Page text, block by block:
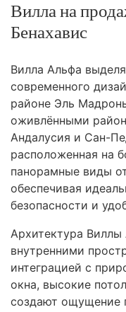
Вилла на
Бенахавис
Вилла Альфа
современного
районе Эль
оживлёнными
Андалусия и Сан-
расположенная на
панорамные виды
обеспечивая
безопасности и
Архитектура Виллы
внутренними
интеграцией с
окна, высокие
создают ощущение